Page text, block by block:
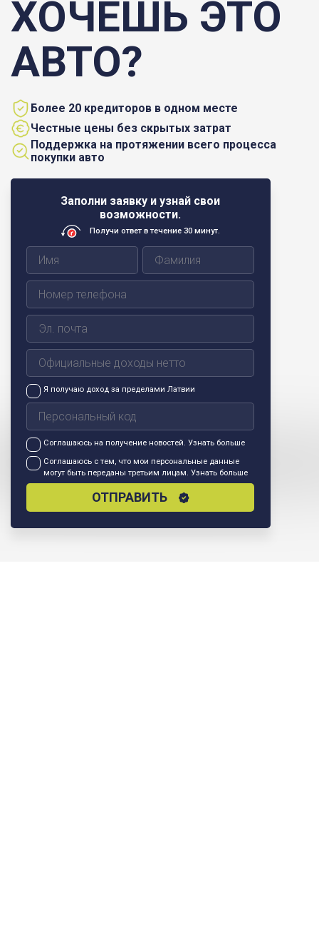
Заполни заявку и узнай свои
возможности.
Получи ответ в течение 30 минут.
Я получаю доход за пределами Латвии
Соглашаюсь на получение новостей.Узнать больше
Соглашаюсь с тем, что мои персональные данные
могут быть переданы третьим лицам.Узнать больше
ОТПРАВИТЬ
ХОЧЕШЬ ЭТО
АВТО?
Более 20 кредиторов в одном месте
Честные цены без скрытых затрат
Поддержка на протяжении всего процесса
покупки авто